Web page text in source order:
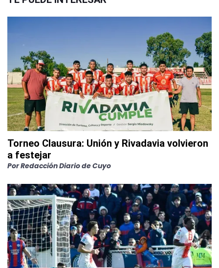
Torneo Clausura: Unión y Rivadavia volvieron
a festejar
PorRedacción Diario de Cuyo